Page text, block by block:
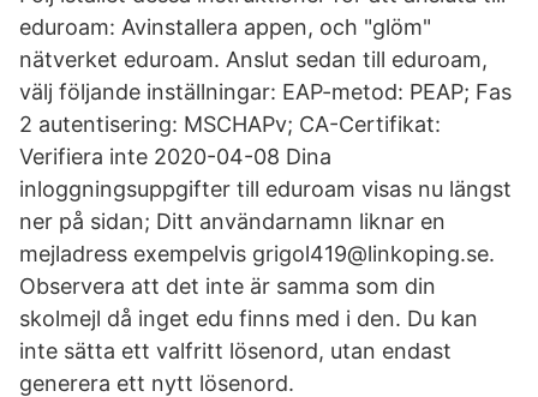
eduroam: Avinstallera appen, och "glöm"
nätverket eduroam. Anslut sedan till eduroam,
välj följande inställningar: EAP-metod: PEAP; Fas
2 autentisering: MSCHAPv; CA-Certifikat:
Verifiera inte 2020-04-08 Dina
inloggningsuppgifter till eduroam visas nu längst
ner på sidan; Ditt användarnamn liknar en
mejladress exempelvis grigol419@linkoping.se.
Observera att det inte är samma som din
skolmejl då inget edu finns med i den. Du kan
inte sätta ett valfritt lösenord, utan endast
generera ett nytt lösenord.